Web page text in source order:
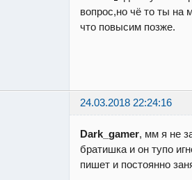
вопрос,но чё то ты на
что повысим позже.
24.03.2018 22:24:16
Dark_gamer, мм я не
братишка и он тупо
пишет и постоянно